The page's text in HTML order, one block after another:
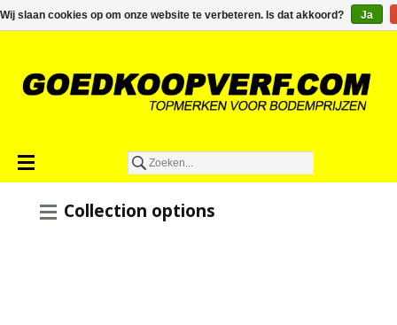
€0,00
Collection options
Wij slaan cookies op om onze website te verbeteren. Is dat akkoord? Ja